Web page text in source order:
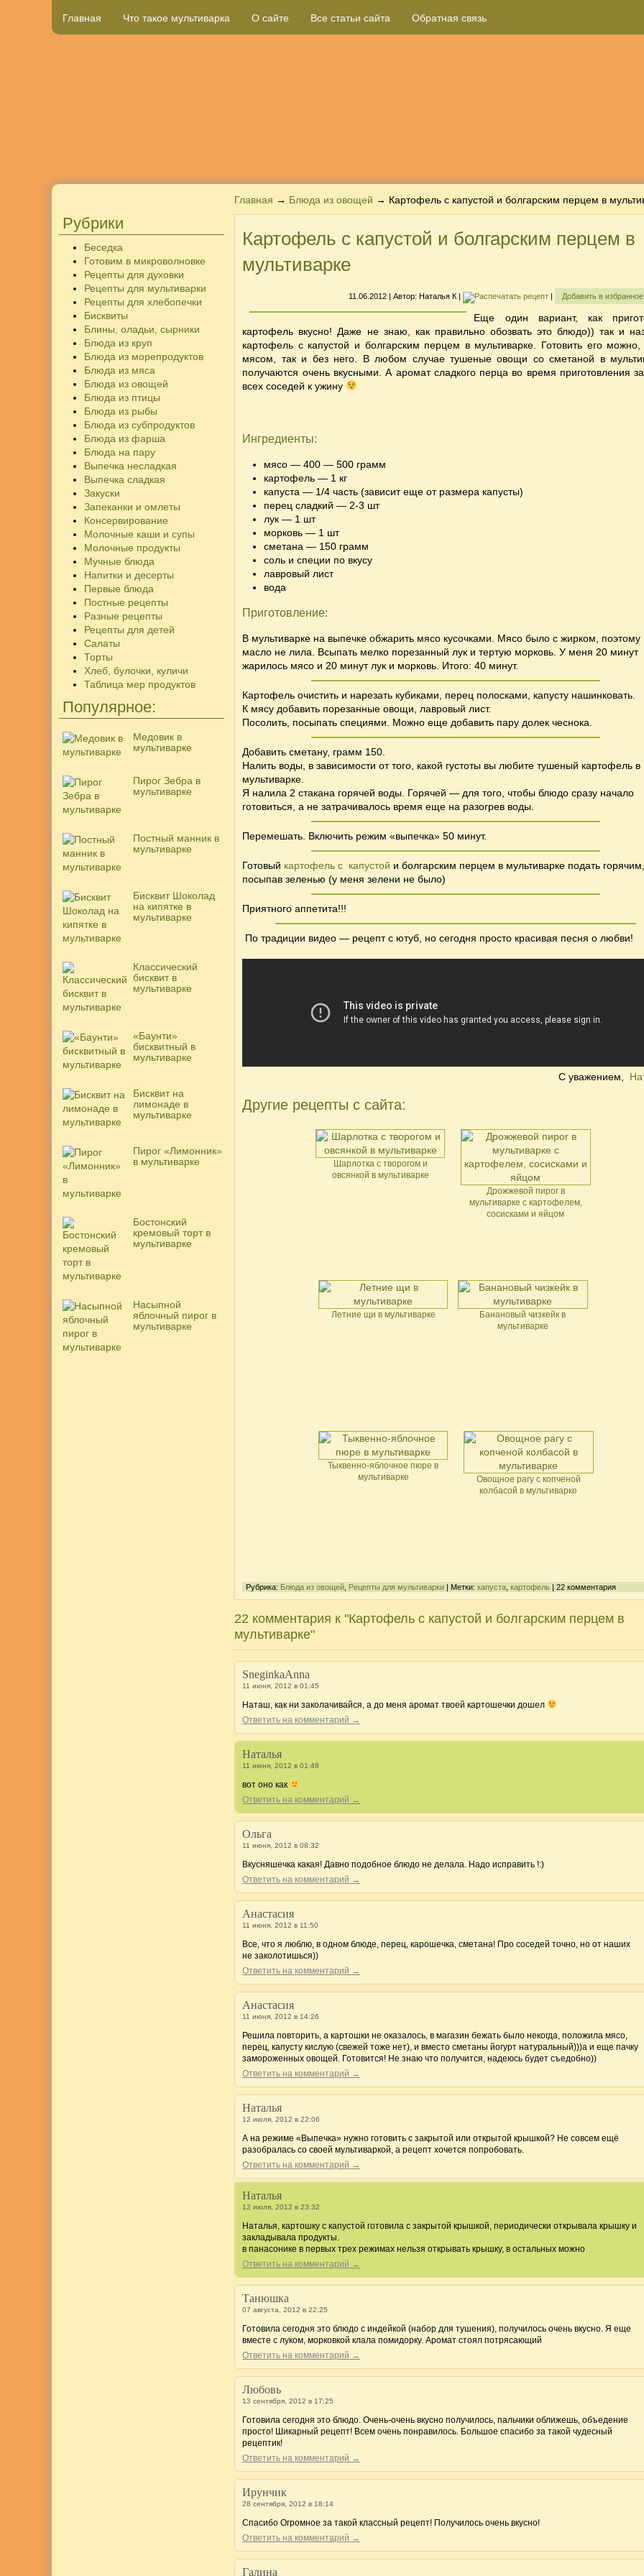
Главная Что такое мультиварка О сайте Все статьи сайта Обратная связь
Рубрики
Беседка
Готовим в микроволновке
Рецепты для духовки
Рецепты для мультиварки
Рецепты для хлебопечки
Бисквиты
Блины, оладьи, сырники
Блюда из круп
Блюда из морепродуктов
Блюда из мяса
Блюда из овощей
Блюда из птицы
Блюда из рыбы
Блюда из субпродуктов
Блюда из фарша
Блюда на пару
Выпечка несладкая
Выпечка сладкая
Закуски
Запеканки и омлеты
Консервирование
Молочные каши и супы
Молочные продукты
Мучные блюда
Напитки и десерты
Первые блюда
Постные рецепты
Разные рецепты
Рецепты для детей
Салаты
Торты
Хлеб, булочки, куличи
Таблица мер продуктов
Популярное:
Медовик в
мультиварке
Пирог Зебра в
мультиварке
Постный манник в
мультиварке
Бисквит Шоколад
на кипятке в
мультиварке
Классический
бисквит в
мультиварке
«Баунти»
бисквитный в
мультиварке
Бисквит на
лимонаде в
мультиварке
Пирог «Лимонник»
в мультиварке
Бостонский
кремовый торт в
мультиварке
Насыпной
яблочный пирог в
мультиварке
Главная → Блюда из овощей → Картофель с капустой и болгарским перцем в
Картофель с капустой и болгарским перцем в
мультиварке
11.06.2012 | Автор:Наталья К | | Добавить в избранное
Еще один вариант, как
картофель вкусно! Даже не знаю, как правильно обозвать это блюдо)) так и
картофель с капустой и болгарским перцем в мультиварке . Готовить его можно,
мясом, так и без него. В любом случае тушеные овощи со сметаной в
получаются очень вкусными. А аромат сладкого перца во время приготовления
всех соседей к ужину
Ингредиенты:
мясо — 400 — 500 грамм
картофель — 1 кг
капуста — 1/4 часть (зависит еще от размера капусты)
перец сладкий — 2-3 шт
лук — 1 шт
морковь — 1 шт
сметана — 150 грамм
соль и специи по вкусу
лавровый лист
вода
Приготовление:
В мультиварке на выпечке обжарить мясо кусочками. Мясо было с жирком, поэтому
масло не лила. Всыпать мелко порезанный лук и тертую морковь. У меня 20 минут
жарилось мясо и 20 минут лук и морковь. Итого: 40 минут.
Картофель очистить и нарезать кубиками, перец полосками, капусту нашинковать.
К мясу добавить порезанные овощи, лавровый лист.
Посолить, посыпать специями. Можно еще добавить пару долек чеснока.
Добавить сметану, грамм 150.
Налить воды, в зависимости от того, какой густоты вы любите тушеный картофель в
мультиварке.
Я налила 2 стакана горячей воды. Горячей — для того, чтобы блюдо сразу начало
готовиться, а не затрачивалось время еще на разогрев воды.
Перемешать. Включить режим «выпечка» 50 минут.
Готовый картофель с капустой и болгарским перцем в мультиварке подать горячим,
посыпав зеленью (у меня зелени не было)
Приятного аппетита!!!
По традиции видео — рецепт с ютуб, но сегодня просто красивая песня о любви!
С уважением,
Другие рецепты с сайта:
Шарлотка с творогом и
овсянкой в мультиварке
Дрожжевой пирог в
мультиварке с картофелем,
сосисками и яйцом
Летние щи в мультиварке
Банановый чизкейк в
мультиварке
Тыквенно-яблочное пюре в
мультиварке
Овощное рагу с копченой
колбасой в мультиварке
Рубрика: Блюда из овощей Рецепты для мультиварки | Метки:капуста ,картофель | 22 комментария
22 комментария к "Картофель с капустой и болгарским перцем в
мультиварке"
SneginkaAnna
11 июня, 2012 в 01:45
Наташ, как ни заколачивайся, а до меня аромат твоей картошечки дошел
Ответить на комментарий →
Наталья
11 июня, 2012 в 01:48
вот оно как
Ответить на комментарий →
Ольга
11 июня, 2012 в 08:32
Вкусняшечка какая! Давно подобное блюдо не делала. Надо исправить !:)
Ответить на комментарий →
Анастасия
11 июня, 2012 в 11:50
Все, что я люблю, в одном блюде, перец, карошечка, сметана! Про соседей точно, но от наших
не заколотишься))
Ответить на комментарий →
Анастасия
11 июня, 2012 в 14:26
Решила повторить, а картошки не оказалось, в магазин бежать было некогда, положила мясо,
перец, капусту кислую (свежей тоже нет), и вместо сметаны йогурт натуральный)))а и еще пачку
замороженных овощей. Готовится! Не знаю что получится, надеюсь будет съедобно))
Ответить на комментарий →
Наталья
12 июля, 2012 в 22:06
А на режиме «Выпечка» нужно готовить с закрытой или открытой крышкой? Не совсем ещё
разобралась со своей мультиваркой, а рецепт хочется попробовать.
Ответить на комментарий →
Наталья
12 июля, 2012 в 23:32
Наталья, картошку с капустой готовила с закрытой крышкой, периодически открывала крышку и
закладывала продукты.
в панасонике в первых трех режимах нельзя открывать крышку, в остальных можно
Ответить на комментарий →
Танюшка
07 августа, 2012 в 22:25
Готовила сегодня это блюдо с индейкой (набор для тушения), получилось очень вкусно. Я еще
вместе с луком, морковкой клала помидорку. Аромат стоял потрясающий
Ответить на комментарий →
Любовь
13 сентября, 2012 в 17:25
Готовила сегодня это блюдо. Очень-очень вкусно получилось, пальчики оближешь, объедение
просто! Шикарный рецепт! Всем очень понравилось. Большое спасибо за такой чудесный
рецептик!
Ответить на комментарий →
Ирунчик
28 сентября, 2012 в 18:14
Спасибо Огромное за такой классный рецепт! Получилось очень вкусно!
Ответить на комментарий →
Галина